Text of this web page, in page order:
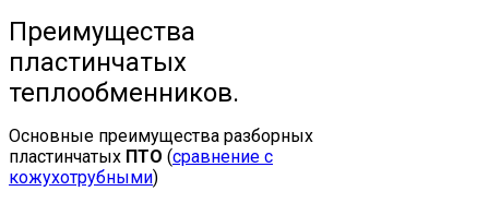
Преимущества
пластинчатых
теплообменников.
Основные преимущества разборных
пластинчатых ПТО (сравнение с
кожухотрубными)